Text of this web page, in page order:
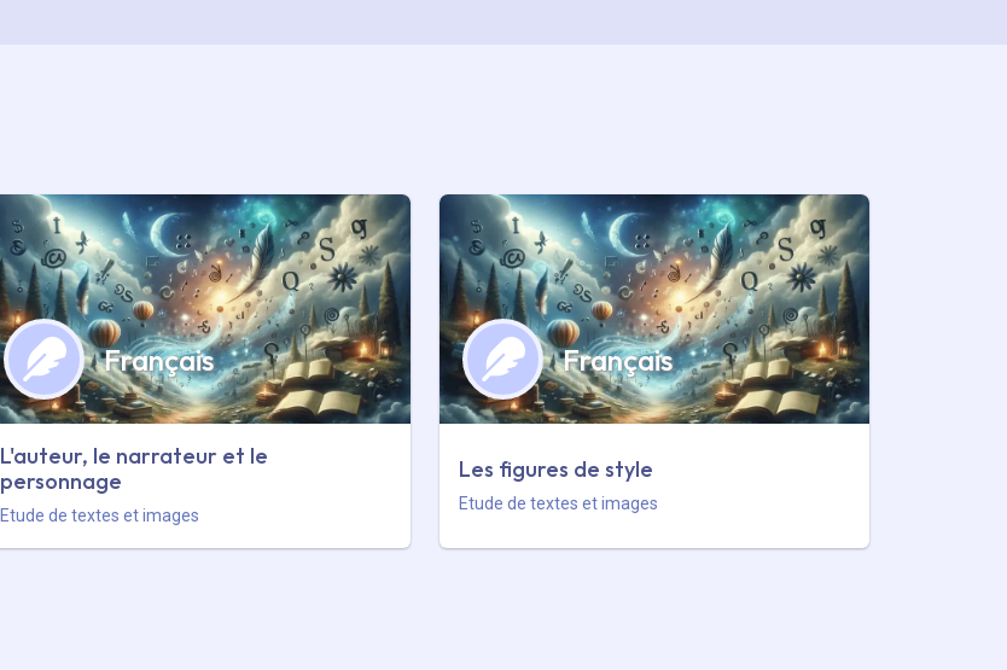
Français
L'auteur, le narrateur et le
personnage
Etude de textes et images
Français
Les figures de style
Etude de textes et images